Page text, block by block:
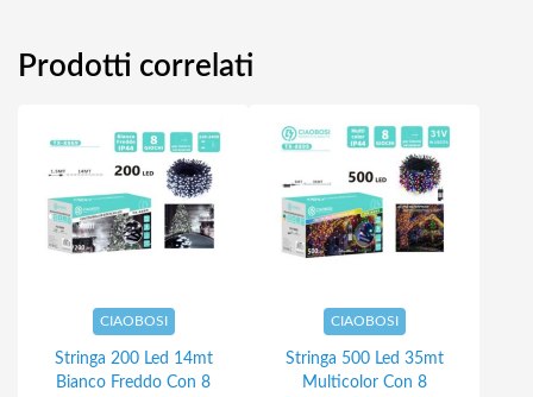
Prodotti correlati
CIAOBOSI
Stringa 200 Led 14mt
Bianco Freddo Con 8
CIAOBOSI
Stringa 500 Led 35mt
Multicolor Con 8